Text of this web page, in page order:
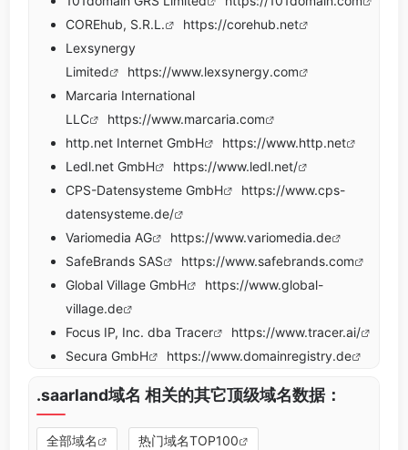
COREhub, S.R.L.
https://corehub.net
Lexsynergy
Limited
https://www.lexsynergy.com
Marcaria International
LLC
https://www.marcaria.com
http.net Internet GmbH
https://www.http.net
Ledl.net GmbH
https://www.ledl.net/
CPS-Datensysteme GmbH
https://www.cps-
datensysteme.de/
Variomedia AG
https://www.variomedia.de
SafeBrands SAS
https://www.safebrands.com
Global Village GmbH
https://www.global-
village.de
Focus IP, Inc. dba Tracer
https://www.tracer.ai/
Secura GmbH
https://www.domainregistry.de
.saarland域名 相关的其它顶级域名数据：
全部域名 热门域名TOP100